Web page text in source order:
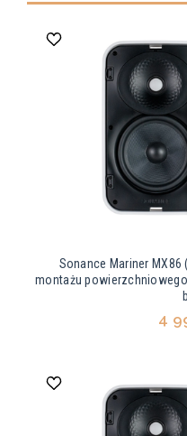
Sonance Mariner MX86
montażu
4